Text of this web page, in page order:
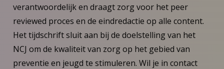
verantwoordelijk en draagt zorg voor het peer
reviewed proces en de eindredactie op alle content.
Het tijdschrift sluit aan bij de doelstelling van het
NCJ om de kwaliteit van zorg op het gebied van
preventie en jeugd te stimuleren. Wil je in contact